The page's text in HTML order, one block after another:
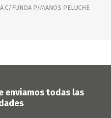
C/FUNDA P/MANOS PELUCHE
enviamos todas las